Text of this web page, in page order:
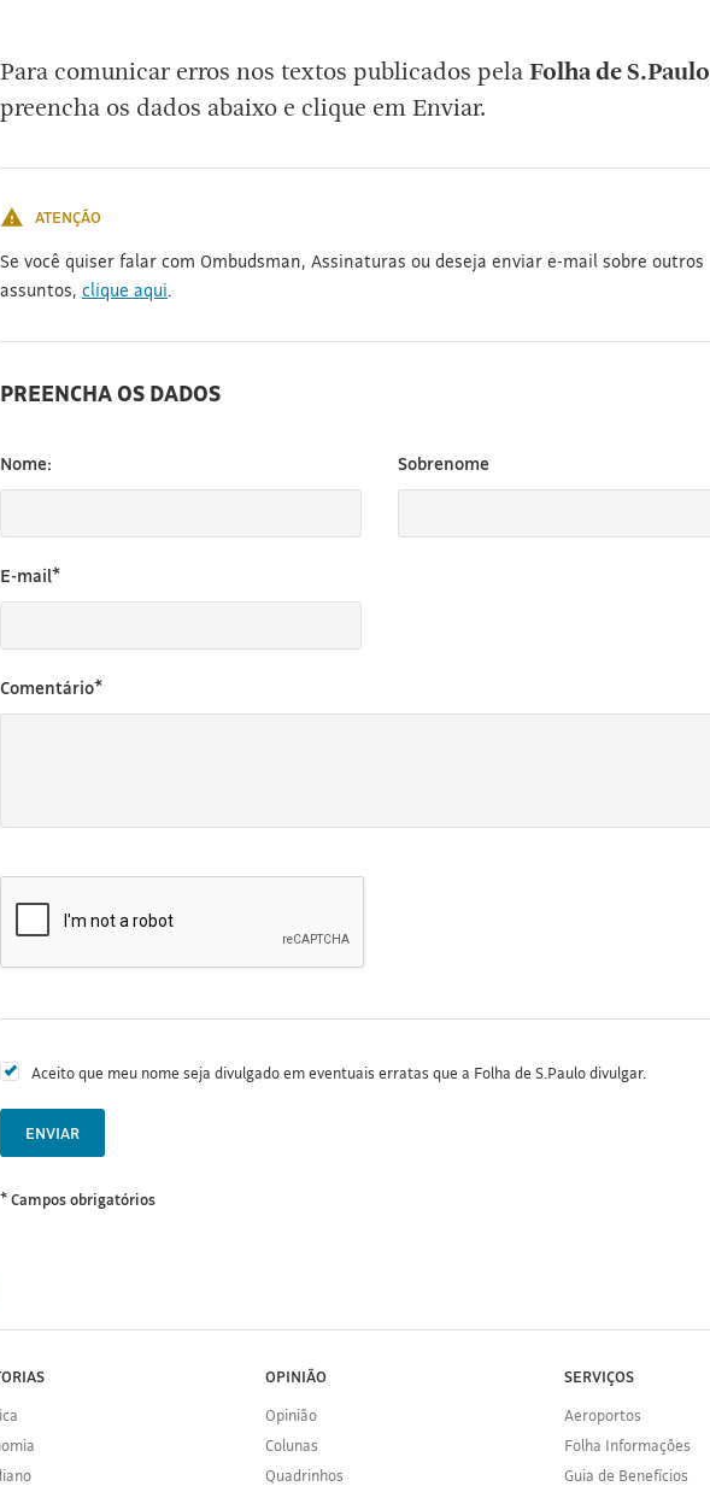
Para comunicar erros nos textos publicados pelaFolha de S.Paulo
preencha os dados abaixo e clique em Enviar.
ATENÇÃO
Se você quiser falar com Ombudsman, Assinaturas ou deseja enviar e-mail sobre outros
assuntos, clique aqui.
PREENCHA OS DADOS
Nome: Sobrenome
E-mail*
Comentário*
Aceito que meu nome seja divulgado em eventuais erratas que a Folha de S.Paulo divulgar.
ENVIAR
* Campos obrigatórios
OPINIÃO
Opinião
Colunas
Quadrinhos
SERVIÇOS
Aeroportos
Folha Informações
Guia de Benefícios